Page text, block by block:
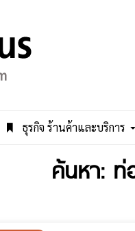
ธุรกิจ ร้านค้าและบริการ
ค้นหา: ท่